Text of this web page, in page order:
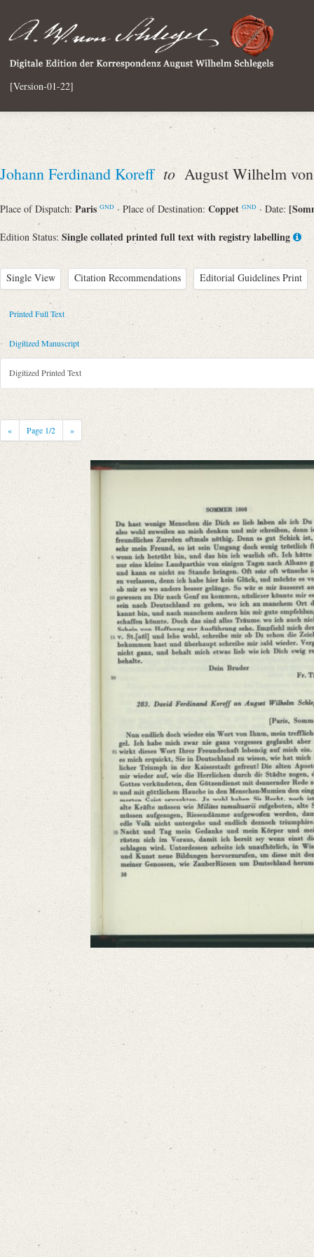
[Version-01-22]
Johann Ferdinand Koreff to August Wilhelm
Place of Dispatch: Paris GND · Place of Destination: CoppetGND · Date:
Edition Status: Single collated printed full text with registry labelling
Single View Citation Recommendations Editorial Guidelines Print
Metadata Concerning Header
Sender: Johann Ferdinand Koreff
Recipient: August Wilhelm von Schlegel
Place of Dispatch: Paris
Place of Destination: Coppet
Notations: Datum sowie Absendeort erschlossen.
Printed Text
Provider: Dresden, Sächsische Landesbibliothek - Staats- und
Bibliography: Krisenjahre der Frühromantik. Briefe aus dem
593‒594.
Incipit: „[1] [Paris, Sommer 1808]
Nun endlich doch wieder ein Wort von Ihnen, mein trefflicher
Provider: Dresden, Sächsische Landesbibliothek - Staats- und
OAI Id: APP2712-Bd-7
Classification Number: Mscr.Dresd.App.2712,B,26,7
Number of Pages: 4 S. auf Doppelbl., hs.
Format: 19,8 x 11,9 cm
Printed Full Text
Digitized Manuscript
Digitized Printed Text
« Page 1/2 »